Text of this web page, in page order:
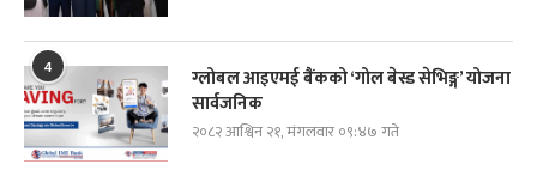
4
ग्लोबल आइएमई बैंकको ‘गोल बेस्ड सेभिङ्ग’ योजना
सार्वजनिक
२०८२ आश्विन २१, मंगलवार ०९:४७ गते